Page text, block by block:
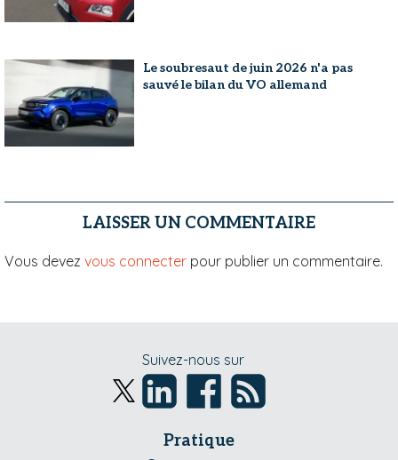
Le soubresaut de juin 2026 n'a pas
sauvé le bilan du VO allemand
LAISSER UN COMMENTAIRE
Vous devez vous connecter pour publier un commentaire.
Suivez-nous sur
Pratique